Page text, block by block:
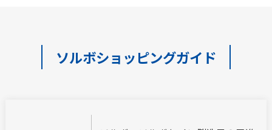
ソルボショッピングガイド